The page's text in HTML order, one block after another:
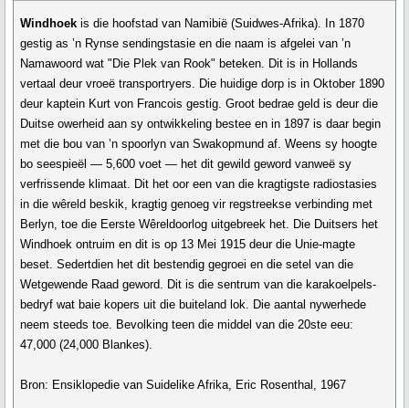
Windhoek is die hoofstad van Namibië (Suidwes-Afrika). In 1870
gestig as ’n Rynse sendingstasie en die naam is afgelei van ’n
Namawoord wat "Die Plek van Rook" beteken. Dit is in Hollands
vertaal deur vroeë transportryers. Die huidige dorp is in Oktober 1890
deur kaptein Kurt von Francois gestig. Groot bedrae geld is deur die
Duitse owerheid aan sy ontwikkeling bestee en in 1897 is daar begin
met die bou van ’n spoorlyn van Swakopmund af. Weens sy hoogte
bo seespieël — 5,600 voet — het dit gewild geword vanweë sy
verfrissende klimaat. Dit het oor een van die kragtigste radiostasies
in die wêreld beskik, kragtig genoeg vir regstreekse verbinding met
Berlyn, toe die Eerste Wêreldoorlog uitgebreek het. Die Duitsers het
Windhoek ontruim en dit is op 13 Mei 1915 deur die Unie-magte
beset. Sedertdien het dit bestendig gegroei en die setel van die
Wetgewende Raad geword. Dit is die sentrum van die karakoelpels-
bedryf wat baie kopers uit die buiteland lok. Die aantal nywerhede
neem steeds toe. Bevolking teen die middel van die 20ste eeu:
47,000 (24,000 Blankes).
Bron: Ensiklopedie van Suidelike Afrika, Eric Rosenthal, 1967